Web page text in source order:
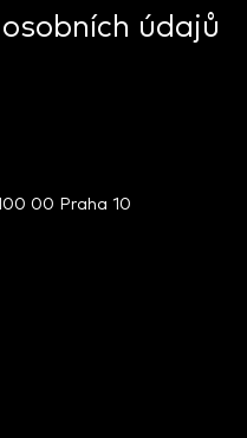
údajů
00 Praha 10